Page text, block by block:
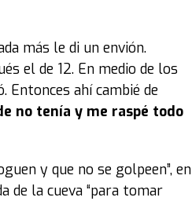
más le di un envión.
el de 12. En medio de los
Entonces ahí cambié de
no tenía y me raspé todo
y que no se golpeen”, en
de la cueva “para tomar